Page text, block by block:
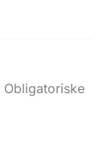
Obligatoriske